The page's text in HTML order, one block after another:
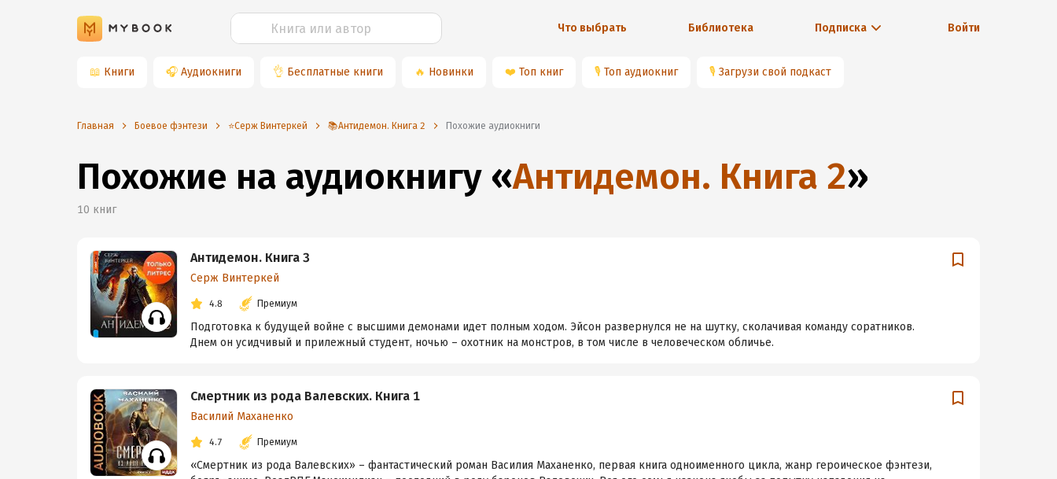
Что выбрать Библиотека Подписка Войти
📖 Книги 🎧 Аудиокниги 👌 Бесплатные книги 🔥 Новинки ❤️ Топ книг 🎙 Топ аудиокниг 🎙 Загрузи свой подкаст
Главная Боевое фэнтези ⭐️Серж Винтеркей 📚Антидемон. Книга 2 Похожие аудиокниги
Похожие на аудиокнигу «Антидемон. Книга 2»
10 книг
Антидемон. Книга 3
Серж Винтеркей
4.8 Премиум
Подготовка к будущей войне с высшими демонами идет полным ходом. Эйсон развернулся не на шутку, сколачивая команду соратников.
Днем он усидчивый и прилежный студент, ночью – охотник на монстров, в том числе в человеческом обличье.
Смертник из рода Валевских. Книга 1
Василий Маханенко
4.7 Премиум
«Смертник из рода Валевских» – фантастический роман Василия Маханенко, первая книга одноименного цикла, жанр героическое фэнтези,